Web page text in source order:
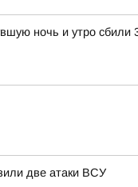
ночь и утро сбили
две атаки ВСУ